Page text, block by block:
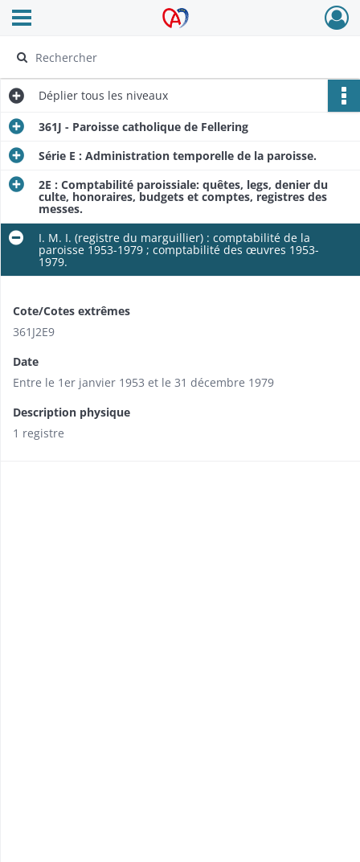
Archives Alsace - Colmar
Ouvrir le menu déroulant
Déplier tous les niveaux
361J - Paroisse catholique de Fellering
Série E : Administration temporelle de la paroisse.
2E : Comptabilité paroissiale: quêtes, legs, denier du
culte, honoraires, budgets et comptes, registres des
messes.
I. M. I. (registre du marguillier) : comptabilité de la
paroisse 1953-1979 ; comptabilité des œuvres 1953-
1979.
Cote/Cotes extrêmes
361J2E9
Date
Entre le 1er janvier 1953 et le 31 décembre 1979
Description physique
1 registre